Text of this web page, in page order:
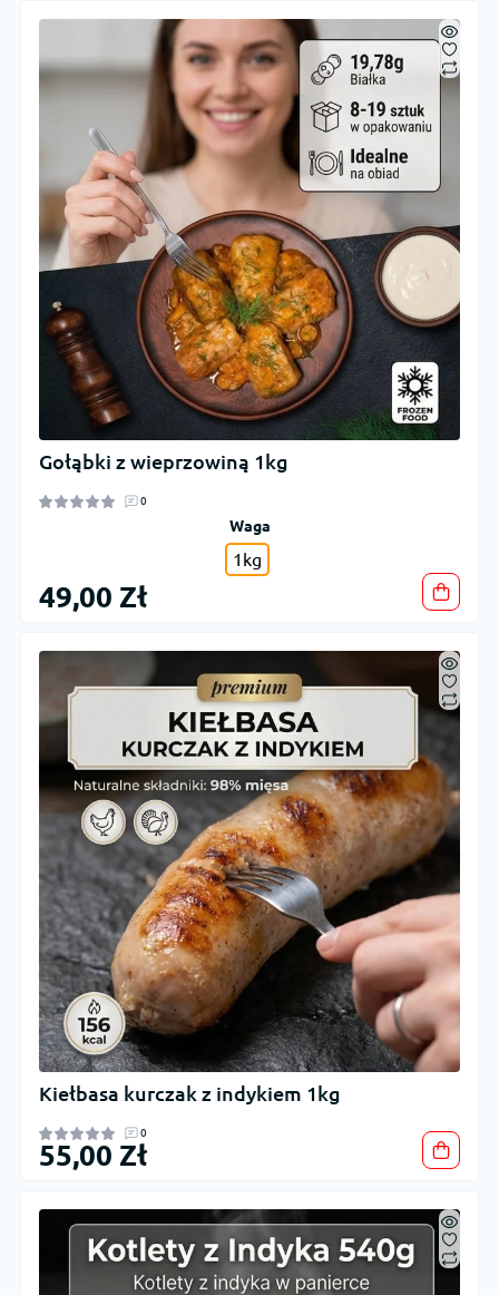
Gołąbki z wieprzowiną 1kg
0
Waga
1kg
49,00 Zł
Kiełbasa kurczak z indykiem 1kg
0
55,00 Zł